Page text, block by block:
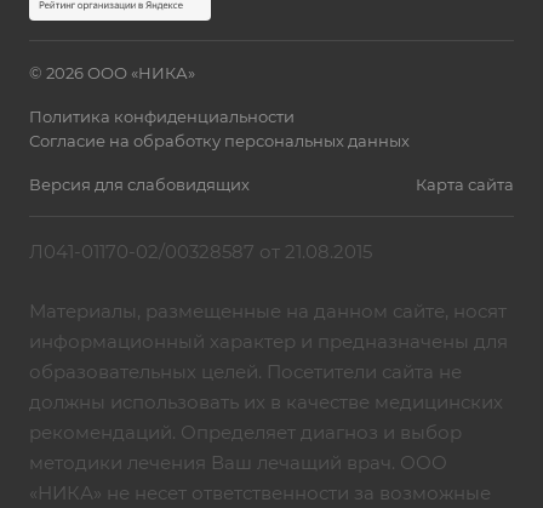
© 2026 ООО «НИКА»
Политика конфиденциальности
Согласие на обработку персональных данных
Версия для слабовидящих Карта сайта
Л041-01170-02/00328587 от 21.08.2015
Материалы, размещенные на данном сайте, носят
информационный характер и предназначены для
образовательных целей. Посетители сайта не
должны использовать их в качестве медицинских
рекомендаций. Определяет диагноз и выбор
методики лечения Ваш лечащий врач. ООО
«НИКА» не несет ответственности за возможные